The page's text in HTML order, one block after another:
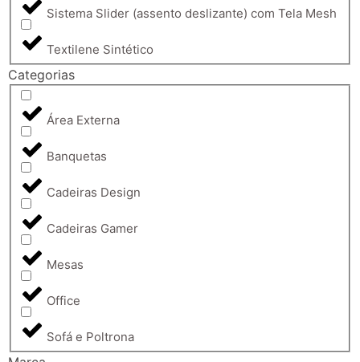
Sistema Slider (assento deslizante) com Tela Mesh
Textilene Sintético
Categorias
Área Externa
Banquetas
Cadeiras Design
Cadeiras Gamer
Mesas
Office
Sofá e Poltrona